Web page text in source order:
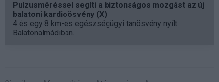
Pulzusméréssel segíti a biztonságos mozgást az új
balatoni kardioösvény (X)
4 és egy 8 km-es egészségügyi tanösvény nyílt
Balatonalmádiban.